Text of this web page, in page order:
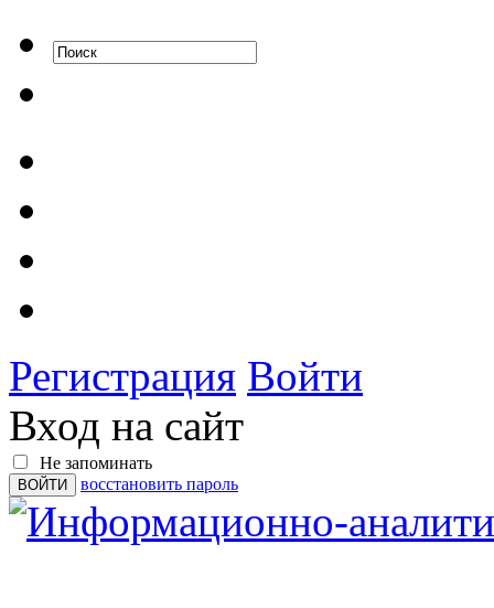
Регистрация Войти
Вход на сайт
Не запоминать
восстановить пароль